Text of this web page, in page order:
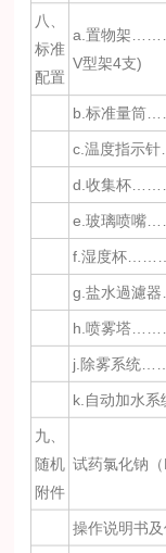
八、
标准
配置
a.置物架
V型架4支)
b.标准量
c.温度指
d.收集杯
e.玻璃喷嘴
f.湿度杯
g.盐水過濾
h.喷雾塔
j.除雾系
k.自动加水
九、
随机
附件
试药氯化
操作说